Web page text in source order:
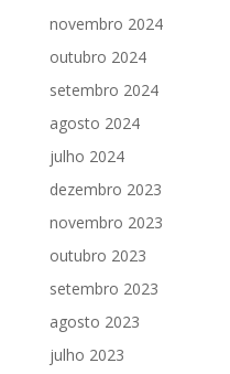
novembro 2024
outubro 2024
setembro 2024
agosto 2024
julho 2024
dezembro 2023
novembro 2023
outubro 2023
setembro 2023
agosto 2023
julho 2023